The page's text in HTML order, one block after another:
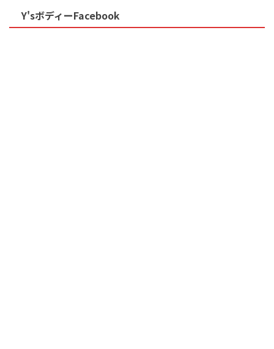
Y'sボディーFacebook